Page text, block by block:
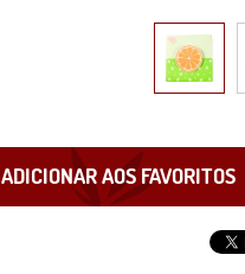
ADICIONAR AOS FAVORITOS